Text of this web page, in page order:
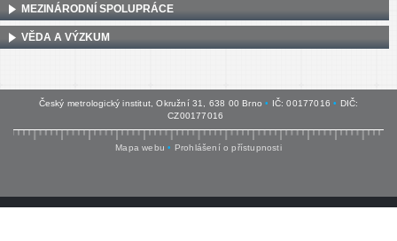
MEZINÁRODNÍ SPOLUPRÁCE
VĚDA A VÝZKUM
Český metrologický institut, Okružní 31, 638 00 Brno • IČ: 00177016 • DIČ:
CZ00177016
Mapa webu • Prohlášení o přístupnosti